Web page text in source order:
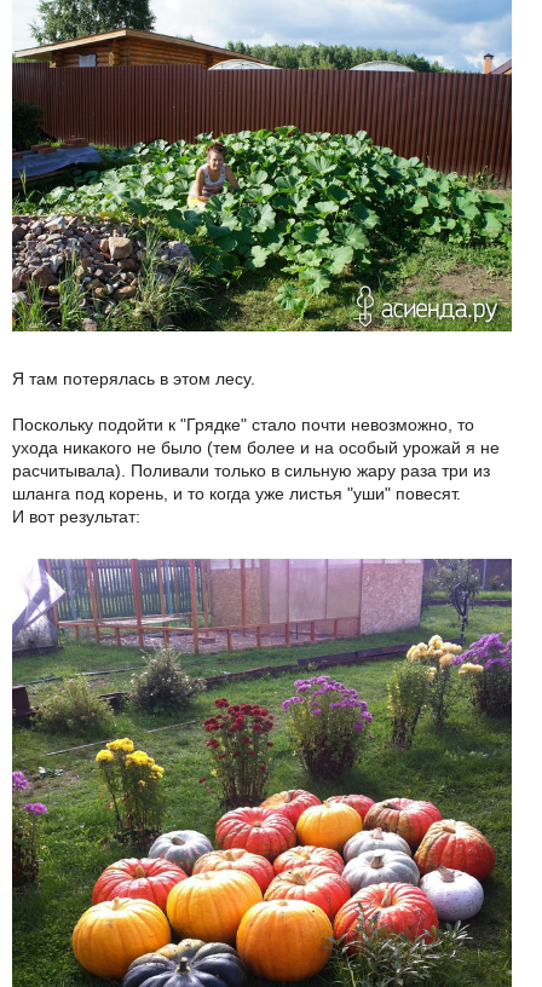
Я там потерялась в этом лесу.
Поскольку подойти к "Грядке" стало почти невозможно, то
ухода никакого не было (тем более и на особый урожай я не
расчитывала). Поливали только в сильную жару раза три из
шланга под корень, и то когда уже листья "уши" повесят.
И вот результат: